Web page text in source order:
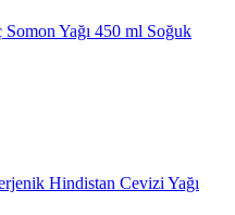
Yağı 450 ml Soğuk
Hindistan Cevizi Yağı